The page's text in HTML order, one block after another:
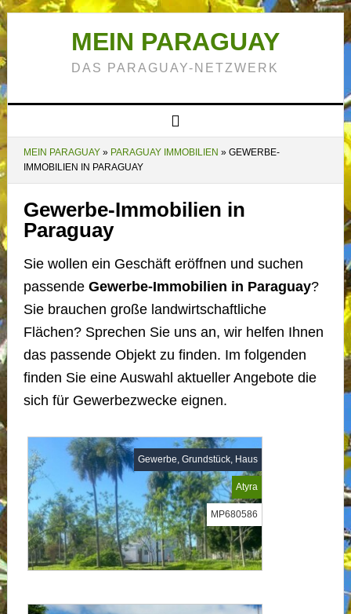
MEIN PARAGUAY
DAS PARAGUAY-NETZWERK
MEIN PARAGUAY» PARAGUAY IMMOBILIEN » GEWERBE-
IMMOBILIEN IN PARAGUAY
Gewerbe-Immobilien in
Paraguay
Sie wollen ein Geschäft eröffnen und suchen
passende Gewerbe-Immobilien in Paraguay?
Sie brauchen große landwirtschaftliche
Flächen? Sprechen Sie uns an, wir helfen Ihnen
das passende Objekt zu finden. Im folgenden
finden Sie eine Auswahl aktueller Angebote die
sich für Gewerbezwecke eignen.
Gewerbe, Grundstück, Haus
Atyra
MP680586